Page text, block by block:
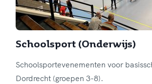
Schoolsport (Onderwijs)
Schoolsportevenementen voor
Dordrecht (groepen 3-8).